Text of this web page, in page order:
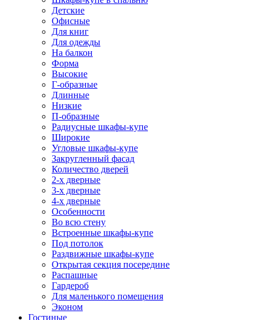
Детские
Офисные
Для книг
Для одежды
На балкон
Форма
Высокие
Г-образные
Длинные
Низкие
П-образные
Радиусные шкафы-купе
Широкие
Угловые шкафы-купе
Закругленный фасад
Количество дверей
2-х дверные
3-х дверные
4-х дверные
Особенности
Во всю стену
Встроенные шкафы-купе
Под потолок
Раздвижные шкафы-купе
Открытая секция посередине
Распашные
Гардероб
Для маленького помещения
Эконом
Гостиные